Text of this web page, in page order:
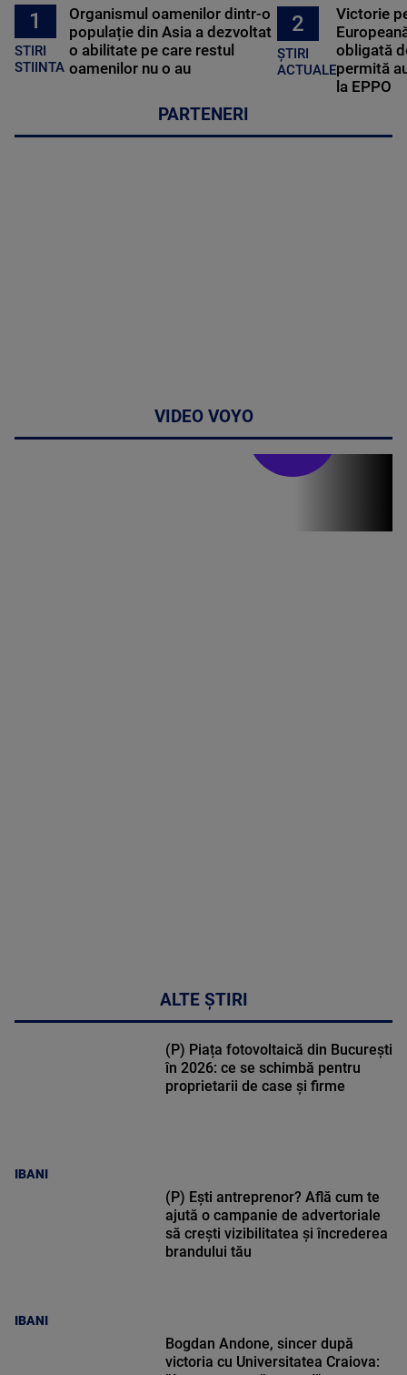
1
STIRI
STIINTA
Organismul oamenilor dintr-o
populație din Asia a dezvoltat
o abilitate pe care restul
oamenilor nu o au
2
ȘTIRI
ACTUALE
Victorie
obligată
permită
la EPPO
PARTENERI
VIDEO VOYO
Stirile PRO TV
ALTE ȘTIRI
IBANI
(P) Piața fotovoltaică din București
în 2026: ce se schimbă pentru
proprietarii de case și firme
IBANI
(P) Ești antreprenor? Află cum te
ajută o campanie de advertoriale
să crești vizibilitatea și încrederea
brandului tău
Bogdan Andone, sincer după
victoria cu Universitatea Craiova: